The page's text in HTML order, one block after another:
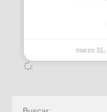
marzo 31,